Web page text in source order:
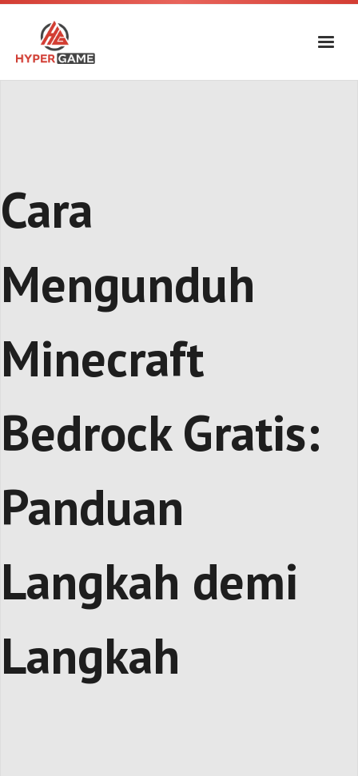
Skip
Cara
Mengunduh
Minecraft
Bedrock Gratis:
Panduan
Langkah demi
Langkah